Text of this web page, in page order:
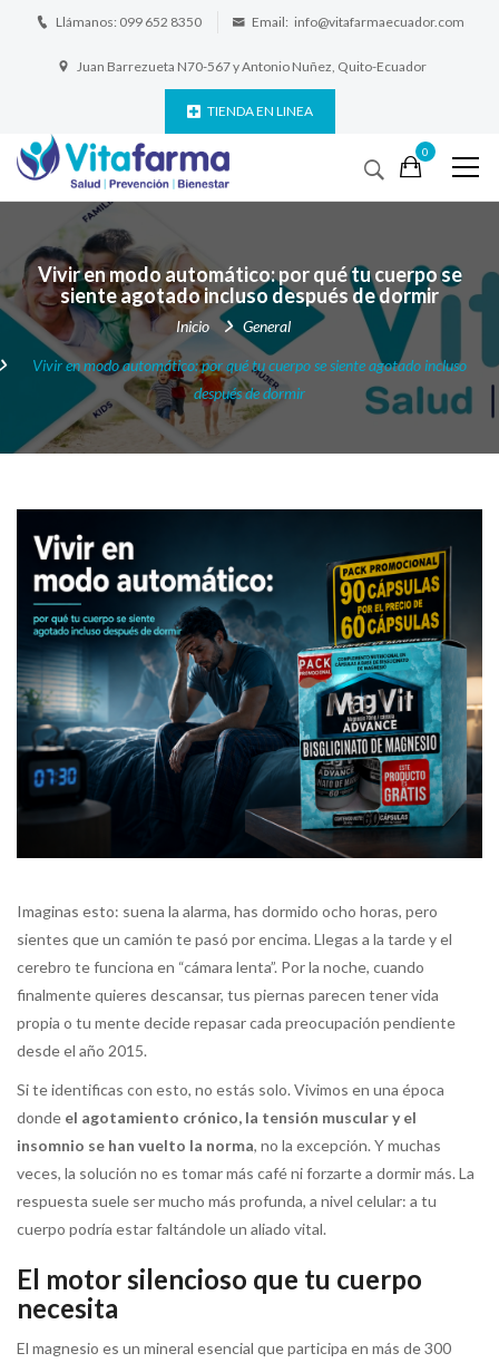
Llámanos: 099 652 8350 Email: info@vitafarmaecuador.com
Juan Barrezueta N70-567 y Antonio Nuñez, Quito-Ecuador
TIENDA EN LINEA
0
Vivir en modo automático: por qué tu cuerpo se
siente agotado incluso después de dormir
Inicio General
Vivir en modo automático: por qué tu cuerpo se siente agotado incluso
después de dormir
Imaginas esto: suena la alarma, has dormido ocho horas, pero
sientes que un camión te pasó por encima. Llegas a la tarde y el
cerebro te funciona en “cámara lenta”. Por la noche, cuando
finalmente quieres descansar, tus piernas parecen tener vida
propia o tu mente decide repasar cada preocupación pendiente
desde el año 2015.
Si te identificas con esto, no estás solo. Vivimos en una época
donde el agotamiento crónico, la tensión muscular y el
insomnio se han vuelto la norma, no la excepción. Y muchas
veces, la solución no es tomar más café ni forzarte a dormir más. La
respuesta suele ser mucho más profunda, a nivel celular: a tu
cuerpo podría estar faltándole un aliado vital.
El motor silencioso que tu cuerpo
necesita
El magnesio es un mineral esencial que participa en más de 300